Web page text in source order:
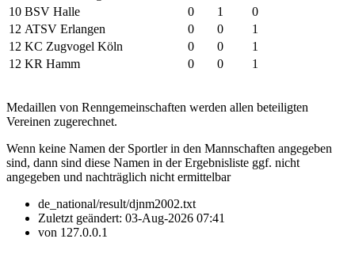
10 BSV Halle 0 1
0
12 ATSV Erlangen 0 0
1
12 KC Zugvogel Köln 0 0
1
12 KR Hamm 0 0 1
Medaillen von Renngemeinschaften werden allen beteiligten
Vereinen zugerechnet.
Wenn keine Namen der Sportler in den Mannschaften angegeben
sind, dann sind diese Namen in der Ergebnisliste ggf. nicht
angegeben und nachträglich nicht ermittelbar
de_national/result/djnm2002.txt
Zuletzt geändert: 03-Aug-2026 07:41
von 127.0.0.1